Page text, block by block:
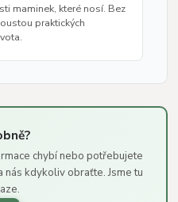
maminek, které nosí. Bez
praktických
chybí nebo potřebujete
nás kdykoliv obraťte. Jsme tu